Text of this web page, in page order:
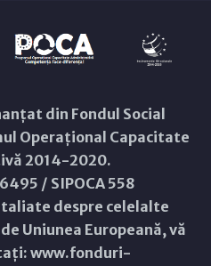
din Fondul Social
Operațional Capacitate
2014-2020.
/ SIPOCA 558
despre celelalte
Uniunea Europeană, vă
www.fonduri-